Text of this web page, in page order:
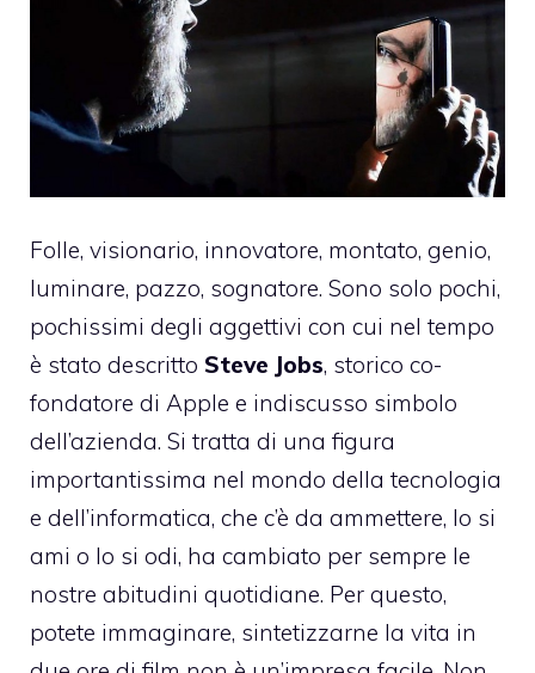
Folle, visionario, innovatore, montato, genio,
luminare, pazzo, sognatore. Sono solo pochi,
pochissimi degli aggettivi con cui nel tempo
è stato descritto Steve Jobs, storico co-
fondatore di Apple e indiscusso simbolo
dell’azienda. Si tratta di una figura
importantissima nel mondo della tecnologia
e dell’informatica, che c’è da ammettere, lo si
ami o lo si odi, ha cambiato per sempre le
nostre abitudini quotidiane. Per questo,
potete immaginare, sintetizzarne la vita in